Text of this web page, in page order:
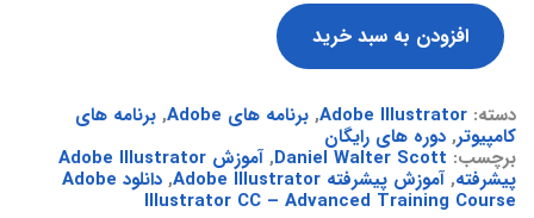
افزودن به سبد خرید
دسته: Adobe Illustrator
, برنامه های Adobe , برنامه های
کامپیوتر, دوره های رایگان
برچسب: Daniel Walter Scott
, آموزش Adobe Illustrator
پیشرفته, آموزش پیشرفته Adobe Illustrator , دانلود Adobe
Illustrator CC – Advanced Training Course